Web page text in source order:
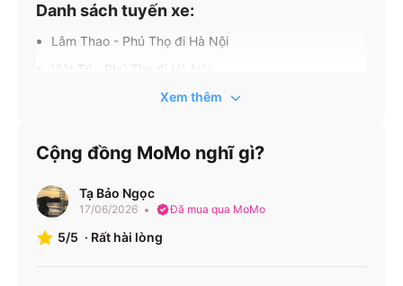
Danh sách tuyến xe:
Lâm Thao - Phú Thọ đi Hà Nội
Việt Trì - Phú Thọ đi Hà Nội
Hà Nội đi Việt Trì - Phú Thọ
Văn phòng nhà xe Nam Cường Limousine ở Hà Nội
1900888684
Xem thêm
Cộng đồng MoMo nghĩ gì?
Tạ Bảo Ngọc
17/06/2026 Đã mua qua MoMo
5/5 · Rất hài lòng